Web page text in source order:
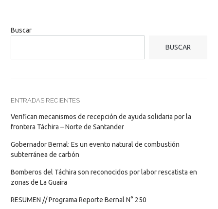
Buscar
BUSCAR
ENTRADAS RECIENTES
Verifican mecanismos de recepción de ayuda solidaria por la
frontera Táchira – Norte de Santander
Gobernador Bernal: Es un evento natural de combustión
subterránea de carbón
Bomberos del Táchira son reconocidos por labor rescatista en
zonas de La Guaira
RESUMEN // Programa Reporte Bernal N° 250